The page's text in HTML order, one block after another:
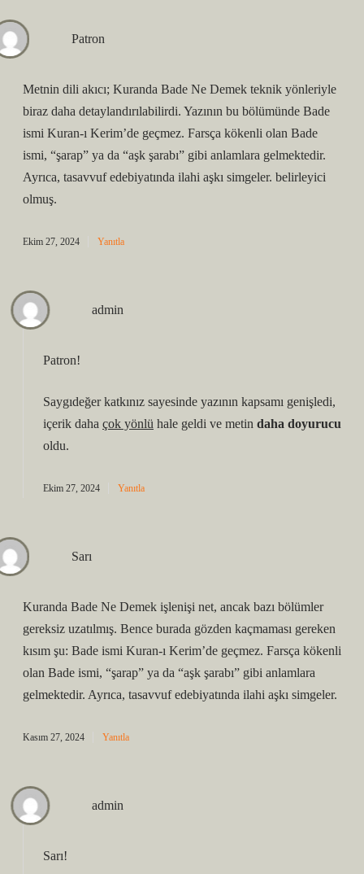
Patron
Metnin dili akıcı; Kuranda Bade Ne Demek teknik yönleriyle
biraz daha detaylandırılabilirdi. Yazının bu bölümünde Bade
ismi Kuran-ı Kerim’de geçmez. Farsça kökenli olan Bade
ismi, “şarap” ya da “aşk şarabı” gibi anlamlara gelmektedir.
Ayrıca, tasavvuf edebiyatında ilahi aşkı simgeler. belirleyici
olmuş.
Ekim 27, 2024 Yanıtla
admin
Patron!
Saygıdeğer katkınız sayesinde yazının kapsamı genişledi,
içerik daha çok yönlü hale geldi ve metin daha doyurucu
oldu.
Ekim 27, 2024 Yanıtla
Sarı
Kuranda Bade Ne Demek işlenişi net, ancak bazı bölümler
gereksiz uzatılmış. Bence burada gözden kaçmaması gereken
kısım şu: Bade ismi Kuran-ı Kerim’de geçmez. Farsça kökenli
olan Bade ismi, “şarap” ya da “aşk şarabı” gibi anlamlara
gelmektedir. Ayrıca, tasavvuf edebiyatında ilahi aşkı simgeler.
Kasım 27, 2024 Yanıtla
admin
Sarı!